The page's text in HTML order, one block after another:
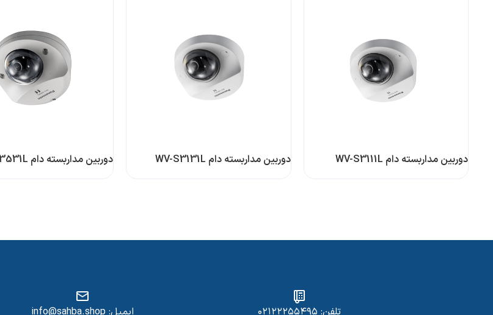
دوربین مداربسته دام WV-S3111L دوربین مداربسته دام WV-S3131L دوربین مداربسته دام WV-S3531L
تلفن: ۰۲۱۲۲۲۵۵۴۹۵ ایمیل: info@sahba.shop